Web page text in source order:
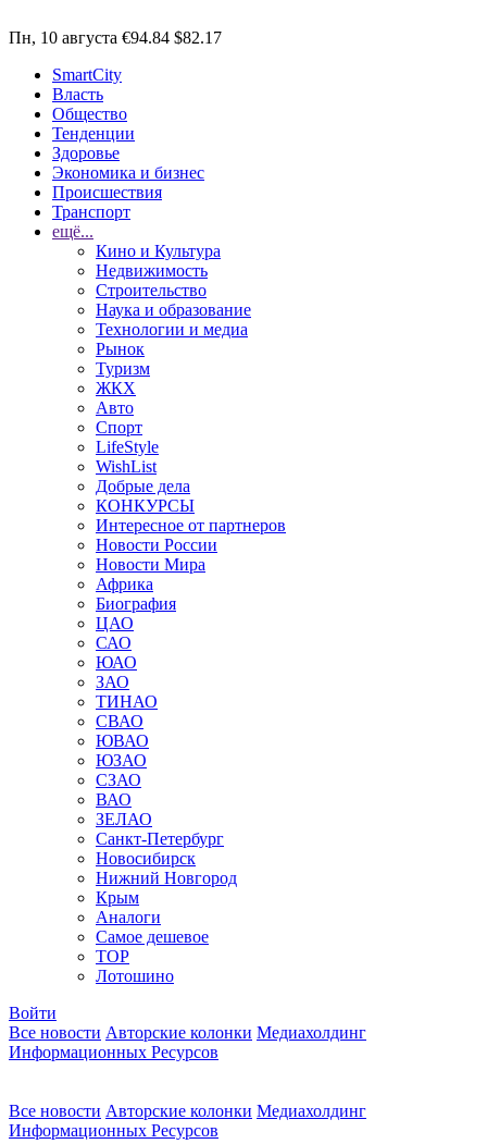
Пн, 10 августа €94.84 $82.17
SmartCity
Власть
Общество
Тенденции
Здоровье
Экономика и бизнес
Происшествия
Транспорт
ещё...
Кино и Культура
Недвижимость
Строительство
Наука и образование
Технологии и медиа
Рынок
Туризм
ЖКХ
Авто
Спорт
LifeStyle
WishList
Добрые дела
КОНКУРСЫ
Интересное от партнеров
Новости России
Новости Мира
Африка
Биография
ЦАО
САО
ЮАО
ЗАО
ТИНАО
СВАО
ЮВАО
ЮЗАО
СЗАО
ВАО
ЗЕЛАО
Санкт-Петербург
Новосибирск
Нижний Новгород
Крым
Аналоги
Самое дешевое
TOP
Лотошино
Войти
Все новости Авторские колонки Медиахолдинг
Информационных Ресурсов
Все новости Авторские колонки Медиахолдинг
Информационных Ресурсов